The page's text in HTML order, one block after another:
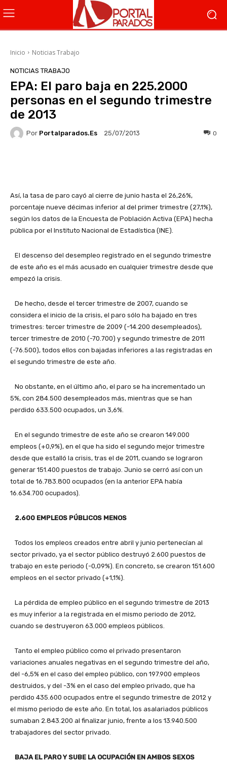
Inicio Noticias Trabajo
NOTICIAS TRABAJO
EPA: El paro baja en 225.2000
personas en el segundo trimestre
de 2013
Por Portalparados.es 25/07/2013 0
Así, la tasa de paro cayó al cierre de junio hasta el 26,26%,
porcentaje nueve décimas inferior al del primer trimestre (27,1%),
según los datos de la Encuesta de Población Activa (EPA) hecha
pública por el Instituto Nacional de Estadística (INE).
El descenso del desempleo registrado en el segundo trimestre
de este año es el más acusado en cualquier trimestre desde que
empezó la crisis.
De hecho, desde el tercer trimestre de 2007, cuando se
considera el inicio de la crisis, el paro sólo ha bajado en tres
trimestres: tercer trimestre de 2009 (-14.200 desempleados),
tercer trimestre de 2010 (-70.700) y segundo trimestre de 2011
(-76.500), todos ellos con bajadas inferiores a las registradas en
el segundo trimestre de este año.
No obstante, en el último año, el paro se ha incrementado un
5%, con 284.500 desempleados más, mientras que se han
perdido 633.500 ocupados, un 3,6%.
En el segundo trimestre de este año se crearon 149.000
empleos (+0,9%), en el que ha sido el segundo mejor trimestre
desde que estalló la crisis, tras el de 2011, cuando se lograron
generar 151.400 puestos de trabajo. Junio se cerró así con un
total de 16.783.800 ocupados (en la anterior EPA había
16.634.700 ocupados).
2.600 EMPLEOS PÚBLICOS MENOS
Todos los empleos creados entre abril y junio pertenecían al
sector privado, ya el sector público destruyó 2.600 puestos de
trabajo en este periodo (-0,09%). En concreto, se crearon 151.600
empleos en el sector privado (+1,1%).
La pérdida de empleo público en el segundo trimestre de 2013
es muy inferior a la registrada en el mismo periodo de 2012,
cuando se destruyeron 63.000 empleos públicos.
Tanto el empleo público como el privado presentaron
variaciones anuales negativas en el segundo trimestre del año,
del -6,5% en el caso del empleo público, con 197.900 empleos
destruidos, y del -3% en el caso del empleo privado, que ha
perdido 435.600 ocupados entre el segundo trimestre de 2012 y
el mismo periodo de este año. En total, los asalariados públicos
sumaban 2.843.200 al finalizar junio, frente a los 13.940.500
trabajadores del sector privado.
BAJA EL PARO Y SUBE LA OCUPACIÓN EN AMBOS SEXOS